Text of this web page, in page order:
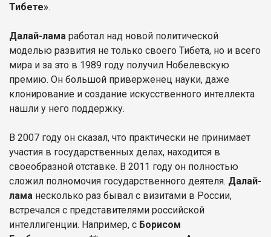
Тибете».
Далай-лама работал над новой политической
моделью развития не только своего Тибета, но и всего
мира и за это в 1989 году получил Нобелевскую
премию. Он большой приверженец науки, даже
клонирование и создание искусственного интеллекта
нашли у него поддержку.
В 2007 году он сказал, что практически не принимает
участия в государственных делах, находится в
своеобразной отставке. В 2011 году он полностью
сложил полномочия государственного деятеля. Далай-
лама несколько раз бывал с визитами в России,
встречался с представителями российской
интеллигенции. Например, с Борисом